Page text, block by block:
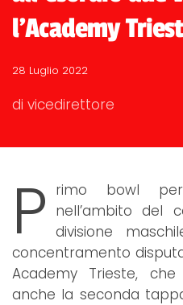
l'Academy
28 Luglio 2022
di vicedirettore
P rimo bowl
nell’ambito del
divisione
concentramento
Academy Trieste,
anche la seconda